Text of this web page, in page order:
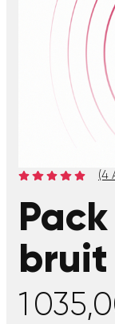
(4
bruit
1